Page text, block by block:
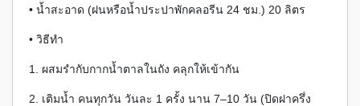
• น้ำสะอาด (ฝนหรือน้ำประปาพักคลอรีน 24 ชม.) 20 ลิตร
• วิธีทำ
1. ผสมรำกับกากน้ำตาลในถัง คลุกให้เข้ากัน
2. เติมน้ำ คนทุกวัน วันละ 1 ครั้ง นาน 7–10 วัน (ปิดฝาครึ่ง